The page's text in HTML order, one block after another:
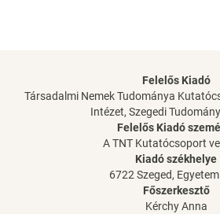
Felelős Kiadó
Társadalmi Nemek Tudománya
Intézet, Szegedi
Felelős Kiadó
A TNT Kutatócsoport
Kiadó székhelye
6722 Szeged,
Főszerkesztő
Kérchy Anna